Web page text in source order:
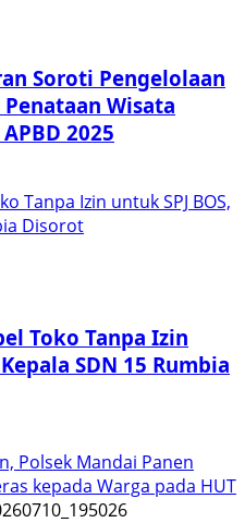
Soroti Pengelolaan
Wisata
2025
Tanpa Izin untuk SPJ BOS,
Disorot
Toko Tanpa Izin
SDN 15 Rumbia
Polsek Mandai Panen
kepada Warga pada HUT